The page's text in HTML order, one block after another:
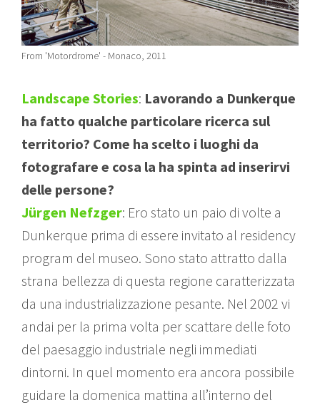
From 'Motordrome' - Monaco, 2011
Landscape Stories: Lavorando a Dunkerque
ha fatto qualche particolare ricerca sul
territorio? Come ha scelto i luoghi da
fotografare e cosa la ha spinta ad inserirvi
delle persone?
Jürgen Nefzger: Ero stato un paio di volte a
Dunkerque prima di essere invitato al residency
program del museo. Sono stato attratto dalla
strana bellezza di questa regione caratterizzata
da una industrializzazione pesante. Nel 2002 vi
andai per la prima volta per scattare delle foto
del paesaggio industriale negli immediati
dintorni. In quel momento era ancora possibile
guidare la domenica mattina all’interno del